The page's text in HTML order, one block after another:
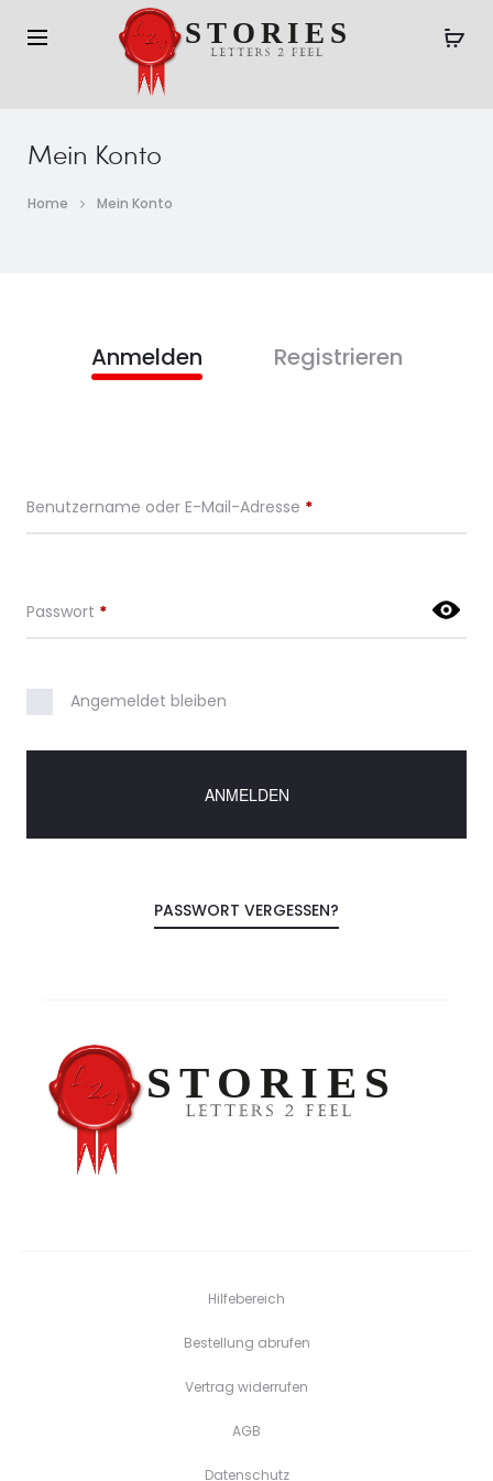
Mein Konto
Home Mein Konto
Anmelden Registrieren
Benutzername oder E-Mail-Adresse *
Passwort *
Angemeldet bleiben
ANMELDEN
PASSWORT VERGESSEN?
Hilfebereich
Bestellung abrufen
Vertrag widerrufen
AGB
Datenschutz